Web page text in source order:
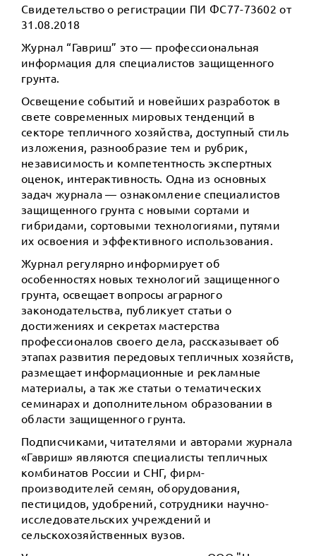
Свидетельство о регистрации ПИ ФС77-73602 от
31.08.2018
Журнал “Гавриш” это — профессиональная
информация для специалистов защищенного
грунта.
Освещение событий и новейших разработок в
свете современных мировых тенденций в
секторе тепличного хозяйства, доступный стиль
изложения, разнообразие тем и рубрик,
независимость и компетентность экспертных
оценок, интерактивность. Одна из основных
задач журнала — ознакомление специалистов
защищенного грунта с новыми сортами и
гибридами, сортовыми технологиями, путями
их освоения и эффективного использования.
Журнал регулярно информирует об
особенностях новых технологий защищенного
грунта, освещает вопросы аграрного
законодательства, публикует статьи о
достижениях и секретах мастерства
профессионалов своего дела, рассказывает об
этапах развития передовых тепличных хозяйств,
размещает информационные и рекламные
материалы, а так же статьи о тематических
семинарах и дополнительном образовании в
области защищенного грунта.
Подписчиками, читателями и авторами журнала
«Гавриш» являются специалисты тепличных
комбинатов России и СНГ, фирм-
производителей семян, оборудования,
пестицидов, удобрений, сотрудники научно-
исследовательских учреждений и
сельскохозяйственных вузов.